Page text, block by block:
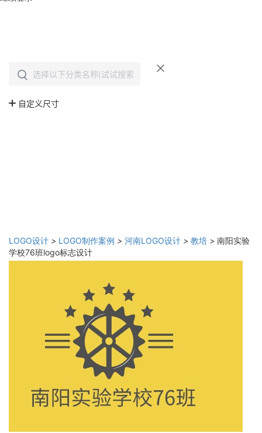
LOGO设计 > LOGO制作案例 > 河南LOGO设计 > 教培 > 南阳实验
学校76班logo标志设计